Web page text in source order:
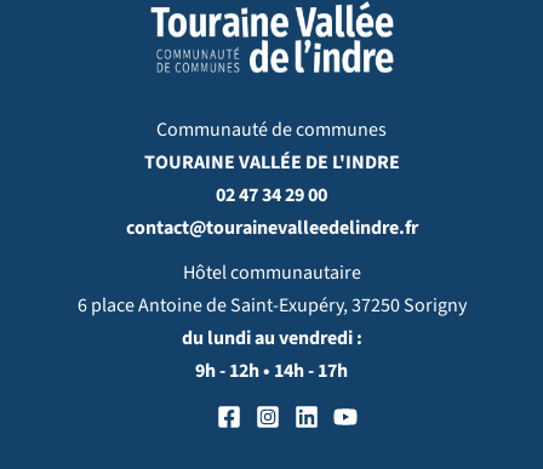
Communauté de communes
TOURAINE VALLÉE DE L'INDRE
02 47 34 29 00
contact@tourainevalleedelindre.fr
Hôtel communautaire
6 place Antoine de Saint-Exupéry, 37250 Sorigny
du lundi au vendredi :
9h - 12h • 14h - 17h